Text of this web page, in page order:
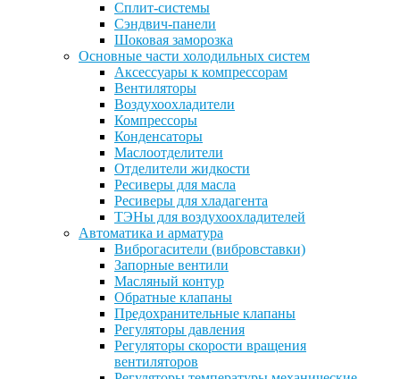
Сплит-системы
Сэндвич-панели
Шоковая заморозка
Основные части холодильных систем
Аксессуары к компрессорам
Вентиляторы
Воздухоохладители
Компрессоры
Конденсаторы
Маслоотделители
Отделители жидкости
Ресиверы для масла
Ресиверы для хладагента
ТЭНы для воздухоохладителей
Автоматика и арматура
Виброгасители (вибровставки)
Запорные вентили
Масляный контур
Обратные клапаны
Предохранительные клапаны
Регуляторы давления
Регуляторы скорости вращения
вентиляторов